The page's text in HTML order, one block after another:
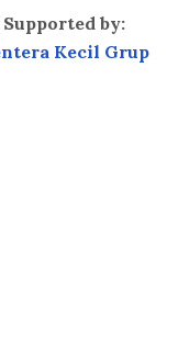
Supported by:
Kecil Grup